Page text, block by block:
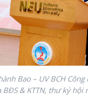
Bao – UV BCH
BĐS & KTTN, thư ký hội